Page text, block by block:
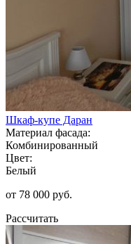
Шкаф-купе Даран
Материал фасада:
Комбинированный
Цвет:
Белый
от 78 000 руб.
Рассчитать